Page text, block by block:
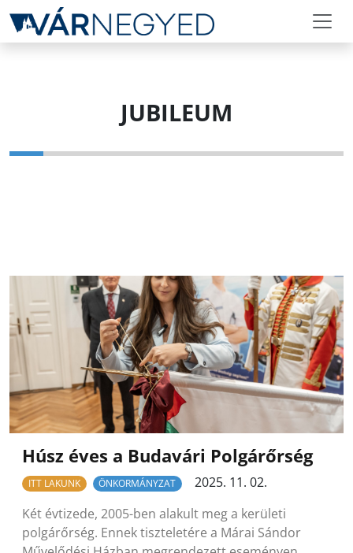
JUBILEUM
Húsz éves a Budavári Polgárőrség
ITT LAKUNK ÖNKORMÁNYZAT
2025. 11. 02.
Két évtizede, 2005-ben alakult meg a kerületi
polgárőrség. Ennek tiszteletére a Márai Sándor